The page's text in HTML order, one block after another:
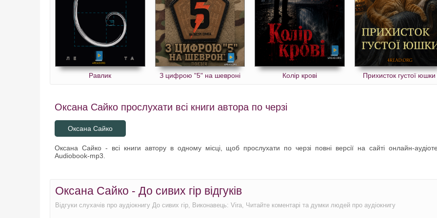
Равлик З цифрою "5" на шевроні Колір крові Прихисток густої юшки
Оксана Сайко прослухати всі книги автора по черзі
Оксана Сайко
Оксана Сайко - всі книги автору в одному місці, щоб прослухати по черзі повні версії на сайті онлайн-
Audiobook-mp3.
Оксана Сайко - До сивих гір відгуків
Відгуки слухачів про аудіокнигу До сивих гір, Виконавець: Vira, Читайте коментарі та думки людей про аудіокнигу